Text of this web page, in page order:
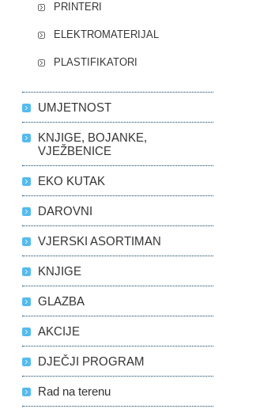
PRINTERI
ELEKTROMATERIJAL
PLASTIFIKATORI
UMJETNOST
KNJIGE, BOJANKE,
VJEŽBENICE
EKO KUTAK
DAROVNI
VJERSKI ASORTIMAN
KNJIGE
GLAZBA
AKCIJE
DJEČJI PROGRAM
Rad na terenu